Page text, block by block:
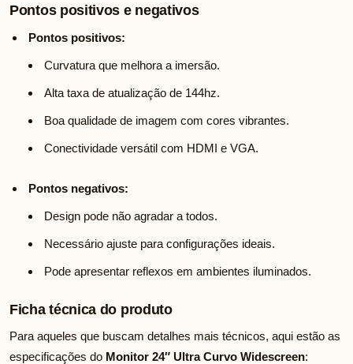
Pontos positivos e negativos
Pontos positivos:
Curvatura que melhora a imersão.
Alta taxa de atualização de 144hz.
Boa qualidade de imagem com cores vibrantes.
Conectividade versátil com HDMI e VGA.
Pontos negativos:
Design pode não agradar a todos.
Necessário ajuste para configurações ideais.
Pode apresentar reflexos em ambientes iluminados.
Ficha técnica do produto
Para aqueles que buscam detalhes mais técnicos, aqui estão as
especificações do Monitor 24″ Ultra Curvo Widescreen: